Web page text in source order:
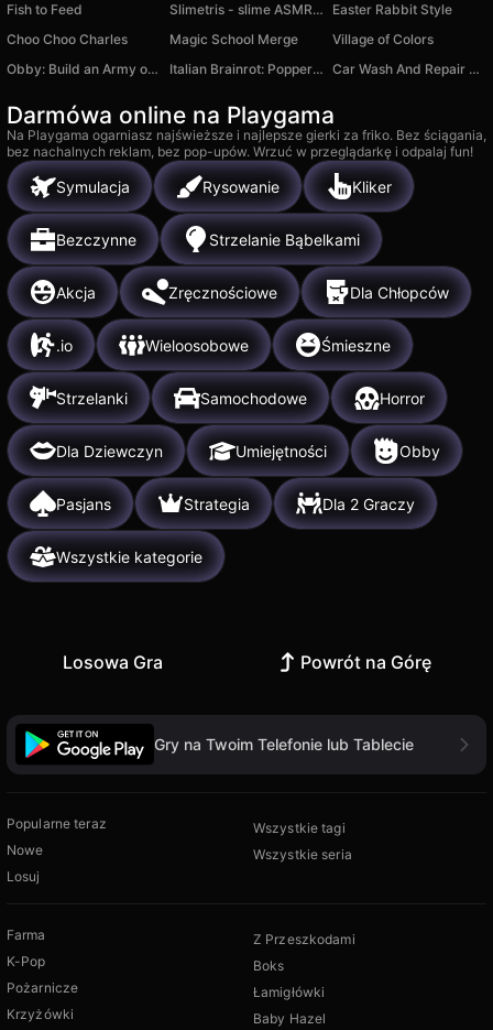
Fish to Feed
Slimetris - slime ASMR puzzle
Easter Rabbit Style
Choo Choo Charles
Magic School Merge
Village of Colors
Obby: Build an Army of 1000 Noobs!
Italian Brainrot: Popper Crazy Car Wash And Repair Game
Darmówa online na Playgama
Na Playgama ogarniasz najświeższe i najlepsze gierki za friko. Bez ściągania,
bez nachalnych reklam, bez pop-upów. Wrzuć w przeglądarkę i odpalaj fun!
Symulacja Rysowanie Kliker
Bezczynne Strzelanie Bąbelkami
Akcja Zręcznościowe Dla Chłopców
.io Wieloosobowe Śmieszne
Strzelanki Samochodowe Horror
Dla Dziewczyn Umiejętności Obby
Pasjans Strategia Dla 2 Graczy
Wszystkie kategorie
Losowa Gra Powrót na Górę
Gry na Twoim Telefonie lub Tablecie
Popularne teraz
Nowe
Losuj
Wszystkie tagi
Wszystkie seria
Farma
K-Pop
Pożarnicze
Krzyżówki
Z Przeszkodami
Boks
Łamigłówki
Baby Hazel